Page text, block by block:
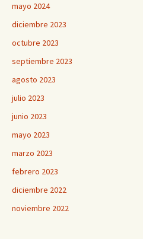
mayo 2024
diciembre 2023
octubre 2023
septiembre 2023
agosto 2023
julio 2023
junio 2023
mayo 2023
marzo 2023
febrero 2023
diciembre 2022
noviembre 2022